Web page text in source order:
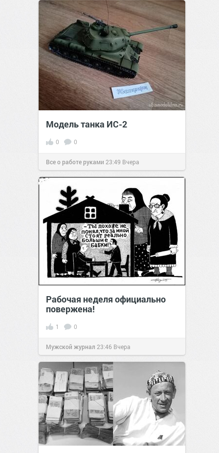
Модель танка ИС-2
0 0
Все о работе руками 23:49 Вчера
Рабочая неделя официально
повержена!
1 0
Мужской журнал 23:46 Вчера